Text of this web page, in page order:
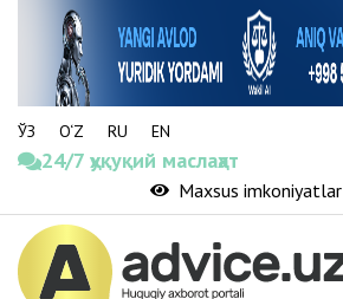
ЎЗ O‘Z RU EN
24/7 ҳуқуқий маслаҳат
Maxsus imkoniyatlar